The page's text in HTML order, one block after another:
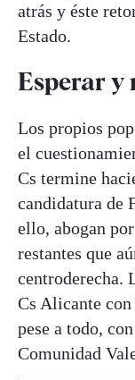
atrás y éste
Estado.
Esperar y
Los propios
el
Cs termine
candidatura de
ello, abogan
restantes que
centroderecha.
Cs Alicante
pese a todo,
Comunidad